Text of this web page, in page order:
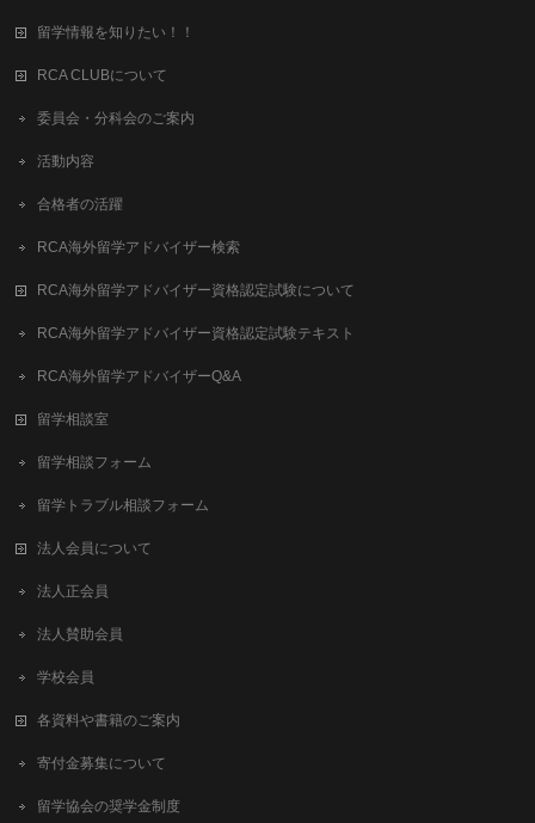
留学情報を知りたい！！
RCA CLUBについて
委員会・分科会のご案内
活動内容
合格者の活躍
RCA海外留学アドバイザー検索
RCA海外留学アドバイザー資格認定試験について
RCA海外留学アドバイザー資格認定試験テキスト
RCA海外留学アドバイザーQ&A
留学相談室
留学相談フォーム
留学トラブル相談フォーム
法人会員について
法人正会員
法人賛助会員
学校会員
各資料や書籍のご案内
寄付金募集について
留学協会の奨学金制度